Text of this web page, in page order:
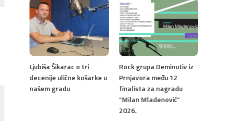
Ljubiša Šikarac o tri
decenije ulične košarke u
našem gradu
Rock grupa Deminutiv iz
Prnjavora među 12
finalista za nagradu
“Milan Mladenović”
2026.